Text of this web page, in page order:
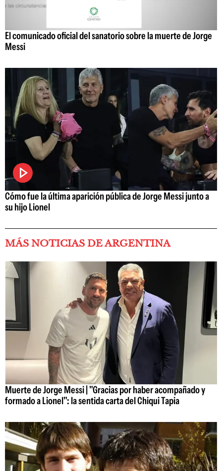
El comunicado oficial del sanatorio sobre la muerte de Jorge
Messi
Cómo fue la última aparición pública de Jorge Messi junto a
su hijo Lionel
MÁS NOTICIAS DE ARGENTINA
Muerte de Jorge Messi | "Gracias por haber acompañado y
formado a Lionel": la sentida carta del Chiqui Tapia